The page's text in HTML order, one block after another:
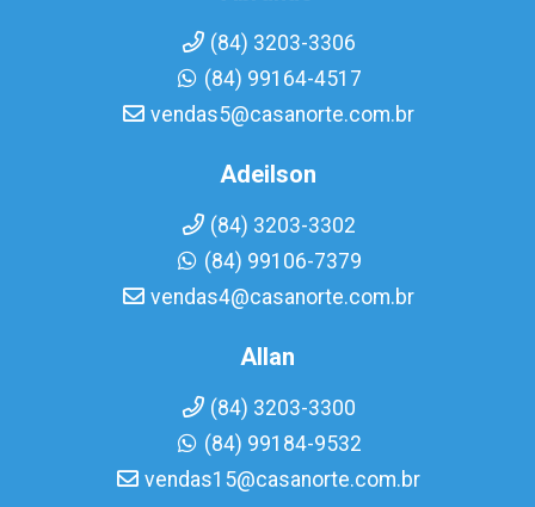
(84) 3203-3306
(84) 99164-4517
vendas5@casanorte.com.br
Adeilson
(84) 3203-3302
(84) 99106-7379
vendas4@casanorte.com.br
Allan
(84) 3203-3300
(84) 99184-9532
vendas15@casanorte.com.br